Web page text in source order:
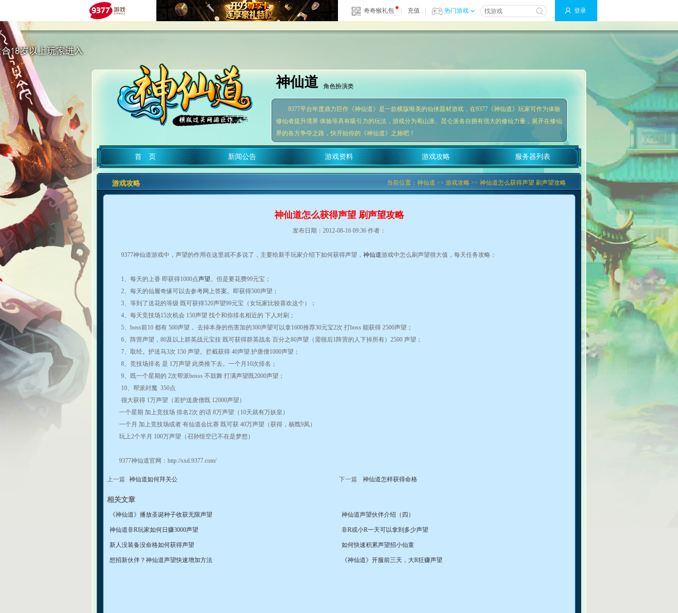
奇奇猴礼包 充值 热门游戏 登录
神仙道 角色扮演类
9377平台年度鼎力巨作《神仙道》是一款横版唯美的仙侠题材游戏，在9377《神仙道》玩家可作为体验
修仙者提升境界 体验等具有吸引力的玩法，游戏分为蜀山派、昆仑派各自拥有强大的修仙力量，展开在修仙
界的各方争夺之路，快开始你的《神仙道》之旅吧！
首 页 新闻公告 游戏资料 游戏攻略 服务器列表
当前位置： 神仙道 >> 游戏攻略 >> 神仙道怎么获得声望 刷声望攻略
游戏攻略
神仙道怎么获得声望 刷声望攻略
发布日期：2012-08-16 09:36 作者：
9377神仙道游戏中，声望的作用在这里就不多说了，主要给新手玩家介绍下如何获得声望， 神仙道游戏中怎么刷声望很大值，每天任务攻略：
1、每天的上香 即获得1000点声望。但是要花费99元宝；
2、每天的仙履奇缘可以去参考网上答案。即获得500声望；
3、等到了送花的等级 既可获得520声望99元宝（女玩家比较喜欢这个）；
4、每天竞技场15次机会 150声望 找个和你排名相近的 下人对刷；
5、 boss前10 都有 500声望， 去掉本身的伤害加的300声望可以拿1600推荐30元宝2次 打boss 能获得 2500声望；
6、阵营声望， 80及以上群英战元宝挂 既可获得群英战名 百分之80声望（需很后1 阵营的人下掉所有） 2500 声望；
7、取经。护送马3次 150 声望。拦截获得 40声望.护唐僧1000声望；
8、竞技场排名 是 1万声望 此类推下去。一个月 10次排名；
9、既一个星期的 2次帮派bosss 不鼓舞 打满声望既2000声望；
10、帮派封魔 350点
很大获得 1万声望（若护送唐僧既 12000声望）
一个星期 加上竞技场 排名2次 的话 8万声望（ 10天就有万妖皇）
一个月 加上竞技场或者 有仙道会比赛 既可获 40万声望（获得，杨戬9凤）
玩上2个半月 100万声望（召孙悟空已不在是梦想）
9377神仙道官网：http://sxd.9377.com/
上一篇 神仙道如何拜关公 下一篇 神仙道怎样获得命格
相关文章
《神仙道》播放圣诞种子收获无限声望 神仙道声望伙伴介绍（四）
神仙道非R玩家如何日赚3000声望 非R或小R一天可以拿到多少声望
新人没装备没命格如何获得声望 如何快速积累声望招小仙童
想招新伙伴？神仙道声望快速增加方法 《神仙道》开服前三天，大R狂赚声望